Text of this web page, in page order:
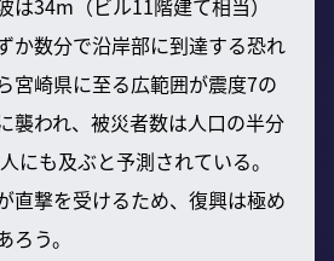
か数分で沿岸部に到達する恐れ
宮崎県に至る広範囲が震度7の
襲われ、被災者数は人口の半分
にも及ぶと予測されている。
直撃を受けるため、復興は極め
う。